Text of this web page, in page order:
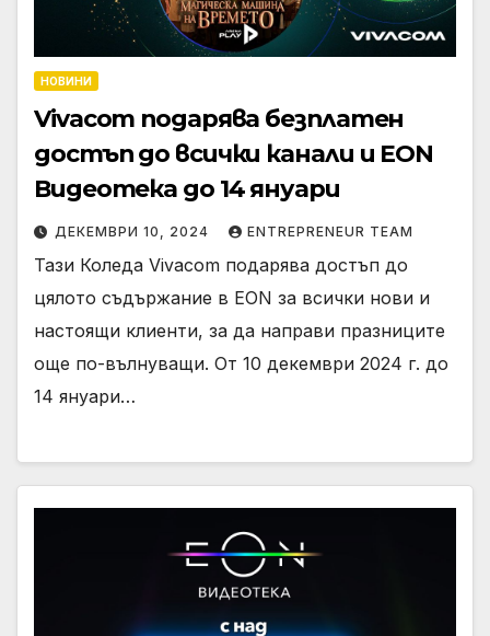
НОВИНИ
Vivacom подарява безплатен
достъп до всички канали и EON
Видеотека до 14 януари
ДЕКЕМВРИ 10, 2024 ENTREPRENEUR TEAM
Тази Коледа Vivacom подарява достъп до
цялото съдържание в EON за всички нови и
настоящи клиенти, за да направи празниците
още по-вълнуващи. От 10 декември 2024 г. до
14 януари…